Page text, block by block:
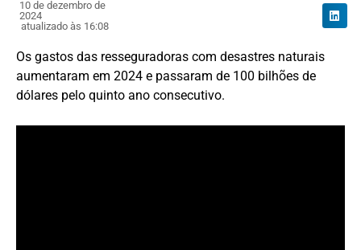
10 de dezembro de
2024
atualizado às 16:08
Os gastos das resseguradoras com desastres naturais
aumentaram em 2024 e passaram de 100 bilhões de
dólares pelo quinto ano consecutivo.